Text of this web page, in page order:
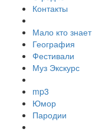
Контакты
Мало кто знает
География
Фестивали
Муз Экскурс
mp3
Юмор
Пародии